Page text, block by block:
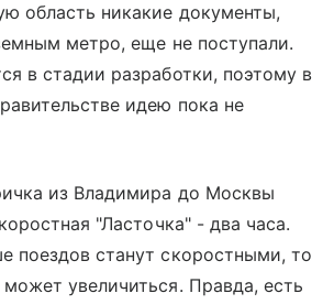
область никакие документы,
метро, еще не поступали.
в стадии разработки, поэтому в
идею пока не
из Владимира до Москвы
"Ласточка" - два часа.
поездов станут скоростными, то
увеличиться. Правда, есть